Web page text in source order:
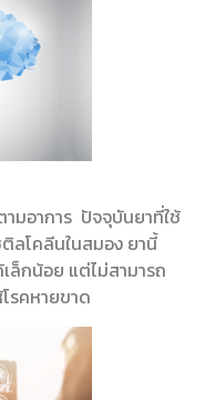
มอาการ ปัจจุบันยาที่ใช้
ลโคลีนในสมอง ยานี้
ล็กน้อย แต่ไม่สามารถ
รคหายขาด